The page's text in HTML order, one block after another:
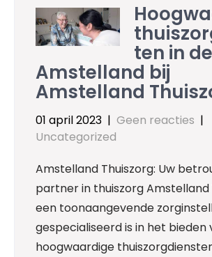
ten in
Amstelland bij
Amstelland
01 april 2023 | Geen reacties |
Uncategorized
Amstelland Thuiszorg: Uw
partner in thuiszorg Amstelland
een toonaangevende
gespecialiseerd is in het bieden
hoogwaardige